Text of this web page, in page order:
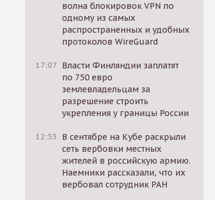
волна блокировок VPN по
одному из самых
распространенных и удобных
протоколов WireGuard
17:07 Власти Финляндии заплатят
по 750 евро
землевладельцам за
разрешение строить
укрепления у границы России
12:53
В сентябре на Кубе раскрыли
сеть вербовки местных
жителей в российскую армию.
Наемники рассказали, что их
вербовал сотрудник РАН